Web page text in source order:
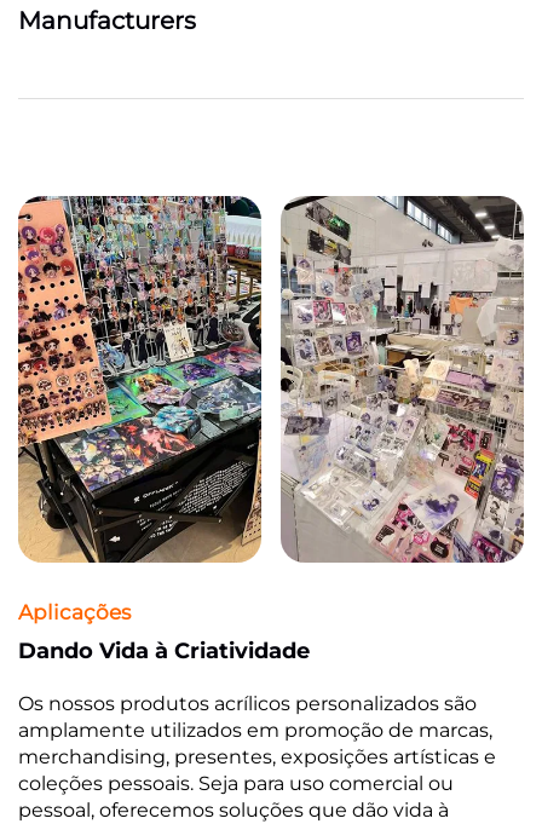
Manufacturers
Aplicações
Dando Vida à Criatividade
Os nossos produtos acrílicos personalizados são
amplamente utilizados em promoção de marcas,
merchandising, presentes, exposições artísticas e
coleções pessoais. Seja para uso comercial ou
pessoal, oferecemos soluções que dão vida à